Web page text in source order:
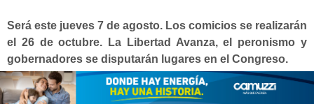
Será este jueves 7 de agosto. Los comicios se realizarán
el 26 de octubre. La Libertad Avanza, el peronismo y
gobernadores se disputarán lugares en el Congreso.